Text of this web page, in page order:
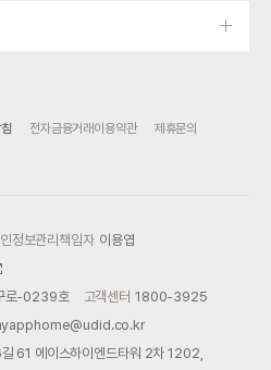
전자금융거래이용약관
제휴문의
정보관리책임자 이용엽
로-0239호 고객센터 1800-3925
61 에이스하이엔드타워 2차 1202,